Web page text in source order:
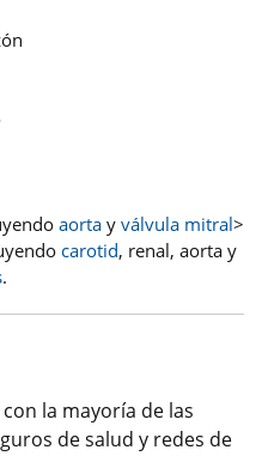
aorta y válvula mitral>
carotid, renal, aorta y
.
la mayoría de las
de salud y redes de